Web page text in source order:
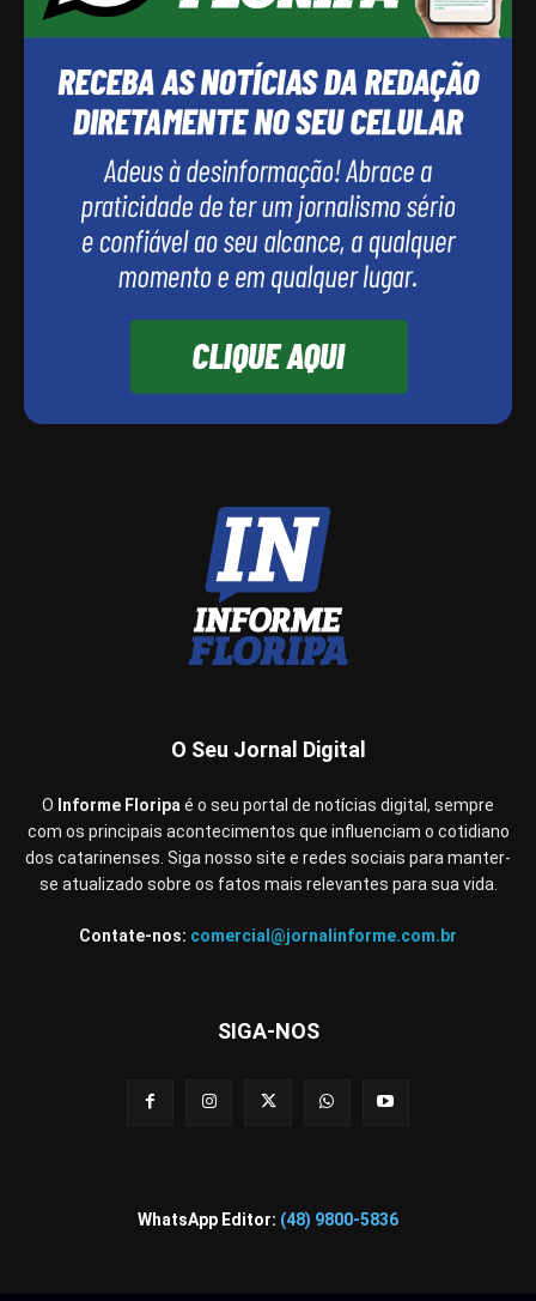
O Seu Jornal Digital
O Informe Floripaé o seu portal de notícias digital, sempre
com os principais acontecimentos que influenciam o cotidiano
dos catarinenses. Siga nosso site e redes sociais para manter-
se atualizado sobre os fatos mais relevantes para sua vida.
Contate-nos: comercial@jornalinforme.com.br
SIGA-NOS
WhatsApp Editor: (48) 9800-5836